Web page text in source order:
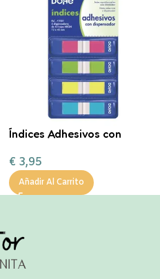
Índices Adhesivos con
€ 3,95
Añadir Al Carrito